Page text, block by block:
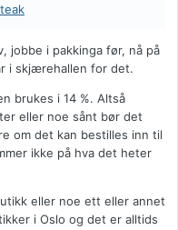
jobbe i pakkinga før, nå på
i skjærehallen for det.
brukes i 14 %. Altså
eller noe sånt bør det
om det kan bestilles inn til
ikke på hva det heter
eller noe ett eller annet
i Oslo og det er alltids